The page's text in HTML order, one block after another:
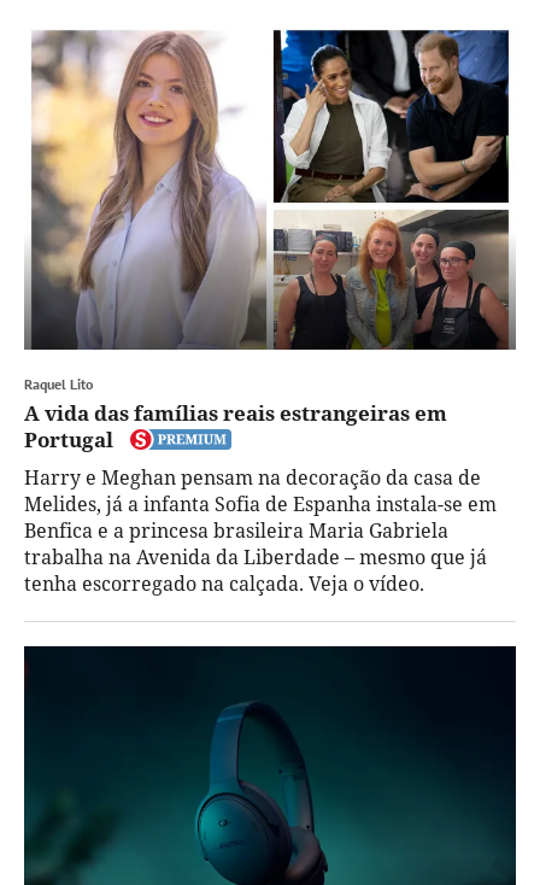
Raquel Lito
A vida das famílias reais estrangeiras em
Portugal
Harry e Meghan pensam na decoração da casa de
Melides, já a infanta Sofia de Espanha instala-se em
Benfica e a princesa brasileira Maria Gabriela
trabalha na Avenida da Liberdade – mesmo que já
tenha escorregado na calçada. Veja o vídeo.